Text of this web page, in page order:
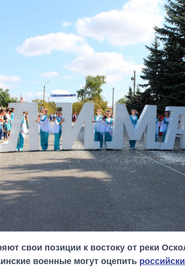
свои позиции к востоку от реки
военные могут оцепить